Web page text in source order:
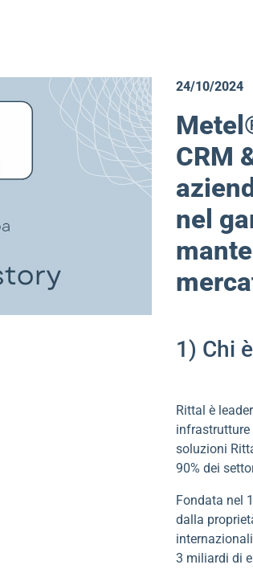
24/10/2024
CRM
nel
1) Chi
Rittal è
infrastrutture
soluzioni
90% dei
Fondata nel
dalla
3 miliardi di